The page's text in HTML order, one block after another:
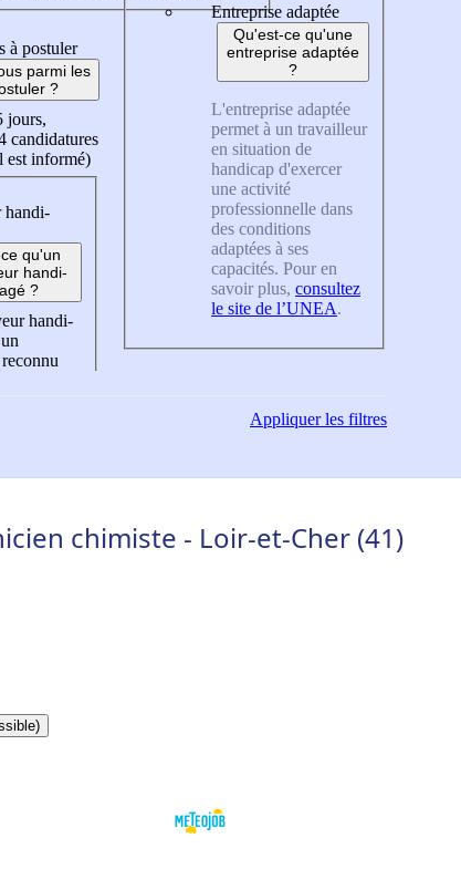
à postuler
parmi les
?
jours,
candidatures
est informé)
handi-
qu'un
handi-
?
handi-
Entreprise adaptée
Qu'est-ce qu'une
entreprise adaptée
?
L'entreprise adaptée
permet à un travailleur
en situation de
handicap d'exercer
une activité
professionnelle dans
des conditions
adaptées à ses
capacités. Pour en
savoir plus, consultez
le site de l’UNEA.
Appliquerles filtres
chimiste - Loir-et-Cher (41)